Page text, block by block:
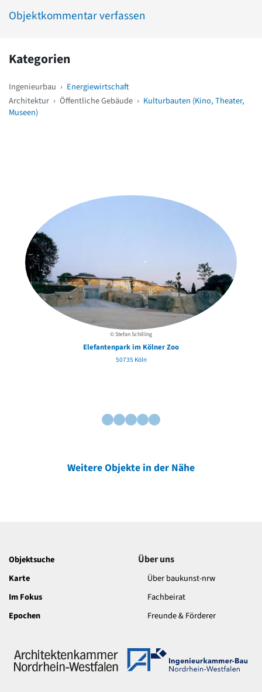
Objektkommentar verfassen
Kategorien
Ingenieurbau › Energiewirtschaft
Architektur › Öffentliche Gebäude › Kulturbauten (Kino, Theater,
Museen)
© Stefan Schilling
Elefantenpark im Kölner Zoo
50735 Köln
Weitere Objekte in der Nähe
Objektsuche
Karte
Im Fokus
Epochen
Über uns
Über baukunst-nrw
Fachbeirat
Freunde & Förderer